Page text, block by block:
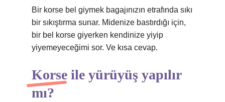
Bir korse bel giymek bagajınızın etrafında sıkı
bir sıkıştırma sunar. Midenize bastırdığı için,
bir bel korse giyerken kendinize yiyip
yiyemeyeceğimi sor. Ve kısa cevap.
Korse ile yürüyüş yapılır
mı?